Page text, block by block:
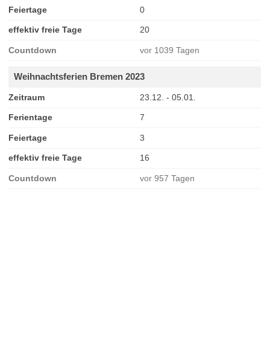
Feiertage 0
effektiv freie Tage 20
Countdown vor 1039 Tagen
Weihnachtsferien Bremen 2023
Zeitraum 23.12. - 05.01.
Ferientage 7
Feiertage 3
effektiv freie Tage 16
Countdown vor 957 Tagen